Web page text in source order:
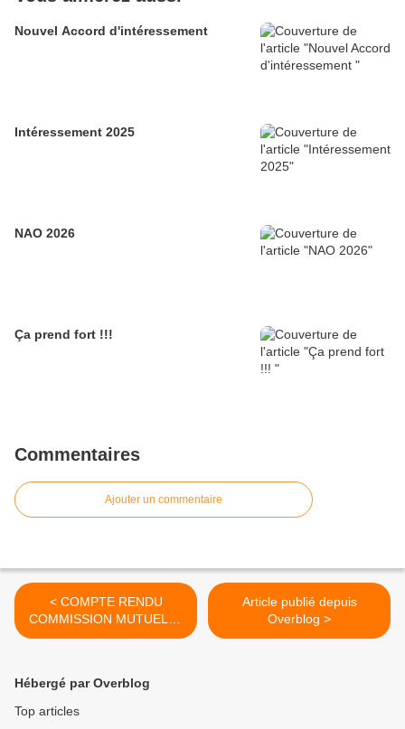
Nouvel Accord d'intéressement
Intéressement 2025
NAO 2026
Ça prend fort !!!
Commentaires
Ajouter un commentaire
< COMPTE RENDU
COMMISSION MUTUELLE
DU 13/10/2020
Article publié depuis
Overblog >
Hébergé par Overblog
Top articles